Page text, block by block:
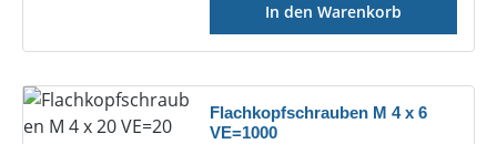
In den Warenkorb
Flachkopfschrauben M 4 x 6
VE=1000